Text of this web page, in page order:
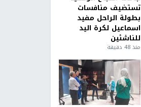
تستضيف منافسات
بطولة الراحل مفيد
اسماعيل لكرة اليد
للناشئين
منذ 48 دقيقة